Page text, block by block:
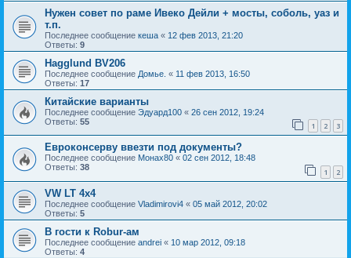
Нужен совет по раме Ивеко Дейли + мосты, соболь, уаз и
т.п.
Последнее сообщение кеша « 12 фев 2013, 21:20
Ответы: 9
Hagglund BV206
Последнее сообщение Домье. « 11 фев 2013, 16:50
Ответы: 17
Китайские варианты
Последнее сообщение Эдуард100 « 26 сен 2012, 19:24
Ответы: 55 1 2 3
Евроконсерву ввезти под документы?
Последнее сообщение Монах80 « 02 сен 2012, 18:48
Ответы: 38 1 2
VW LT 4x4
Последнее сообщение Vladimirovi4 « 05 май 2012, 20:02
Ответы: 5
В гости к Robur-ам
Последнее сообщение andrei « 10 мар 2012, 09:18
Ответы: 4